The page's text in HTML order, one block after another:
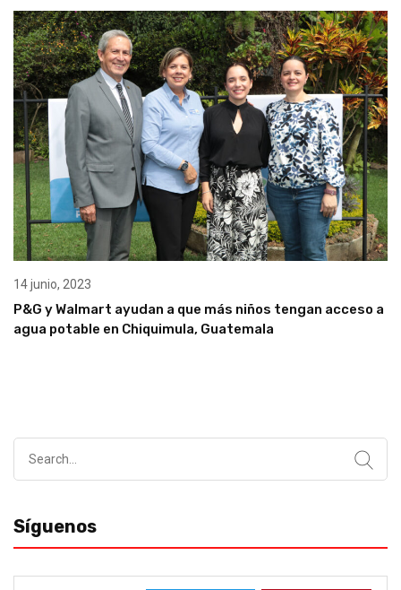
14 junio, 2023
P&G y Walmart ayudan a que más niños tengan acceso a
agua potable en Chiquimula, Guatemala
Síguenos